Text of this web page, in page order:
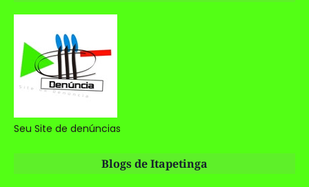
Seu Site de denúncias
Blogs de Itapetinga